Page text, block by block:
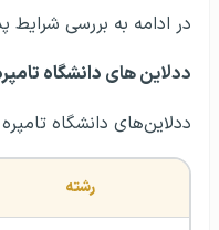
در ادامه به بررسی شرایط
ددلاين های دانشگاه
ددلاین‌های دانشگاه
رشته